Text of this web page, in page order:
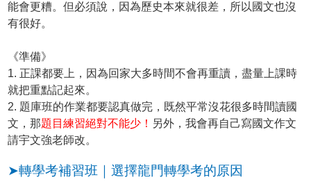
能會更糟。但必須說，因為歷史本來就很差，所以國文也沒
有很好。
《準備》
1. 正課都要上，因為回家大多時間不會再重讀，盡量上課時
就把重點記起來。
2. 題庫班的作業都要認真做完，既然平常沒花很多時間讀國
文，那題目練習絕對不能少！ 另外，我會再自己寫國文作文
請宇文強老師改。
➤轉學考補習班｜選擇龍門轉學考的原因